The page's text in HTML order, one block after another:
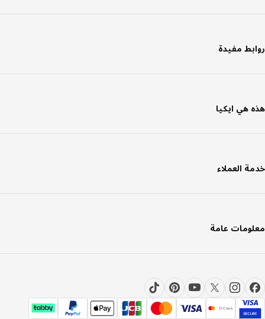
مفيدة
هي ايكيا
العملاء
عامة